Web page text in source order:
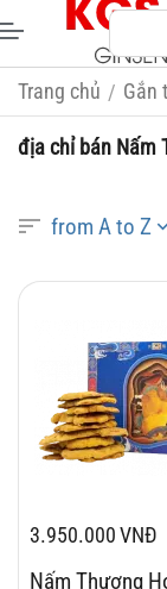
Trang chủ / Gắn
địa chỉ bán Nấm
from A to Z
3.950.000VNĐ
Nấm Thượng